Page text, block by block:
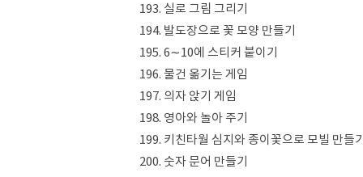
193. 실로 그림 그리기
194. 발도장으로 꽃 모양 만들기
195. 6∼10에 스티커 붙이기
196. 물건 옮기는 게임
197. 의자 앉기 게임
198. 영아와 놀아 주기
199. 키친타월 심지와 종이꽃으로 모빌 만들
200. 숫자 문어 만들기